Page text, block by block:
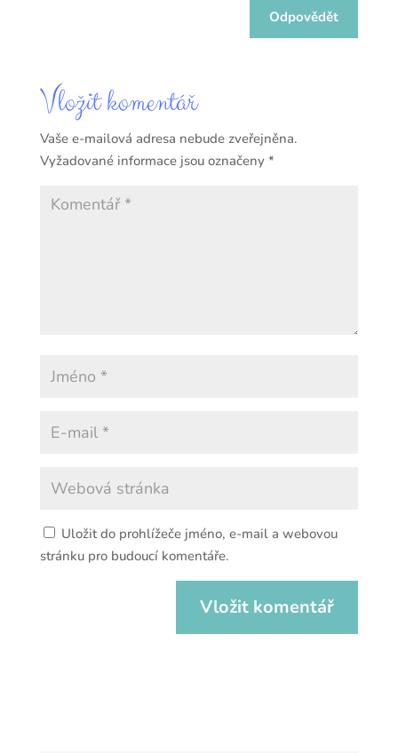
Odpovědět
Vložit komentář
Vaše e-mailová adresa nebude zveřejněna.
Vyžadované informace jsou označeny *
Uložit do prohlížeče jméno, e-mail a webovou
stránku pro budoucí komentáře.